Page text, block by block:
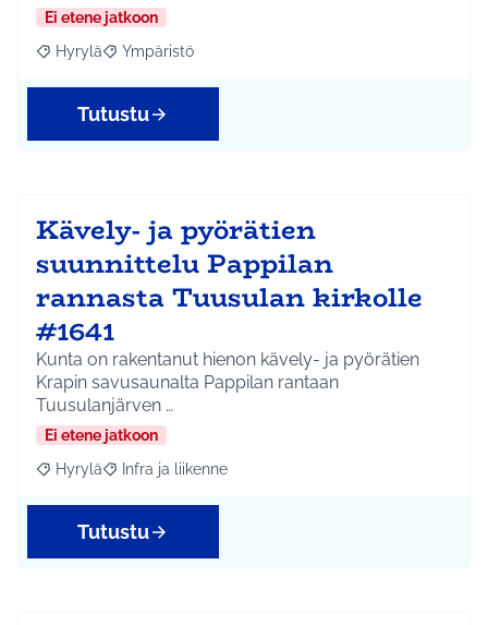
Ei etene jatkoon
Rajaa tulokset aihepiirin mukaan: Hyrylä
Hyrylä Rajaa tulokset teeman mukaan: Ympäristö
Ympäristö
Tutustu
Kävely- ja pyörätien
suunnittelu Pappilan
rannasta Tuusulan kirkolle
#1641
Kunta on rakentanut hienon kävely- ja pyörätien
Krapin savusaunalta Pappilan rantaan
Tuusulanjärven …
Ei etene jatkoon
Rajaa tulokset aihepiirin mukaan: Hyrylä
Hyrylä Rajaa tulokset teeman mukaan: Infra ja liikenne
Infra ja liikenne
Tutustu